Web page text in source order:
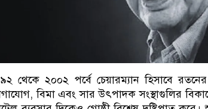
থেকে ২০০২ পর্বে চেয়ারম্যান হিসাবে
বিমা এবং সার উৎপাদক সংস্থাগুলির